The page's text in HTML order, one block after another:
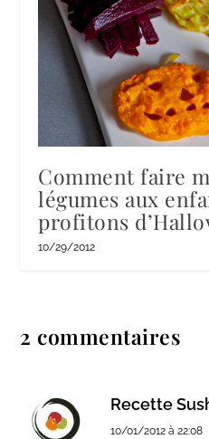
Comment faire
légumes aux
profitons
10/29/2012
2 commentaires
Recette
10/01/2012 à 22:08